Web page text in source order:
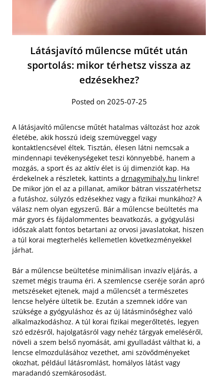
Látásjavító műlencse műtét után
sportolás: mikor térhetsz vissza az
edzésekhez?
Posted on 2025-07-25
A látásjavító műlencse műtét hatalmas változást hoz azok
életébe, akik hosszú ideig szemüveggel vagy
kontaktlencsével éltek. Tisztán, élesen látni nemcsak a
mindennapi tevékenységeket teszi könnyebbé, hanem a
mozgás, a sport és az aktív élet is új dimenziót kap. Ha
érdekelnek a részletek, kattints a drnagymihaly.hu linkre!
De mikor jön el az a pillanat, amikor bátran visszatérhetsz
a futáshoz, súlyzós edzésekhez vagy a fizikai munkához? A
válasz nem olyan egyszerű. Bár a műlencse beültetés ma
már gyors és fájdalommentes beavatkozás, a gyógyulási
időszak alatt fontos betartani az orvosi javaslatokat, hiszen
a túl korai megterhelés kellemetlen következményekkel
járhat.
Bár a műlencse beültetése minimálisan invazív eljárás, a
szemet mégis trauma éri. A szemlencse cseréje során apró
metszéseket ejtenek, majd a műlencsét a természetes
lencse helyére ültetik be. Ezután a szemnek időre van
szüksége a gyógyuláshoz és az új látásminőséghez való
alkalmazkodáshoz. A túl korai fizikai megerőltetés, legyen
szó edzésről, hajolgatásról vagy nehéz tárgyak emeléséről,
növeli a szem belső nyomását, ami gyulladást válthat ki, a
lencse elmozdulásához vezethet, ami szövődményeket
okozhat, például látásromlást, homályos látást vagy
maradandó szemkárosodást.